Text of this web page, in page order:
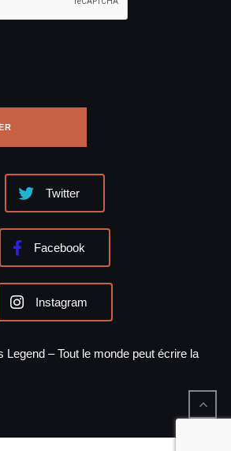
Twitter
Facebook
Instagram
Legend – Tout le monde peut écrire la